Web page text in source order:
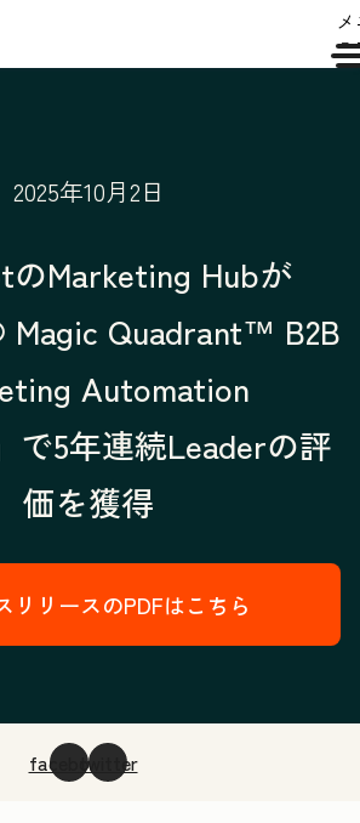
2025年10月2日
のMarketing Hubが
Magic Quadrant™ B2B
Automation
で5年連続Leaderの評
価を獲得
リリースのPDFはこちら
facebooktwitter